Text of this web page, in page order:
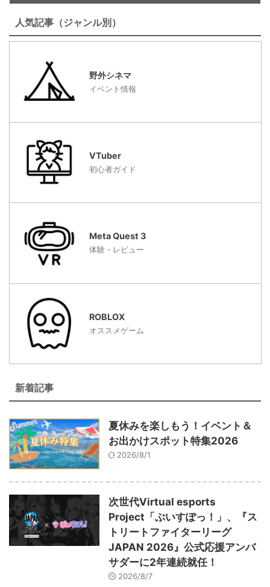
人気記事（ジャンル別）
野外シネマ
イベント情報
VTuber
初心者ガイド
Meta Quest 3
体験・レビュー
ROBLOX
オススメゲーム
新着記事
夏休みを楽しもう！イベント＆
お出かけスポット特集2026
2026/8/1
次世代Virtual esports
Project「ぶいすぽっ！」、『ス
トリートファイターリーグ
JAPAN 2026』公式応援アンバ
サダーに2年連続就任！
2026/8/7